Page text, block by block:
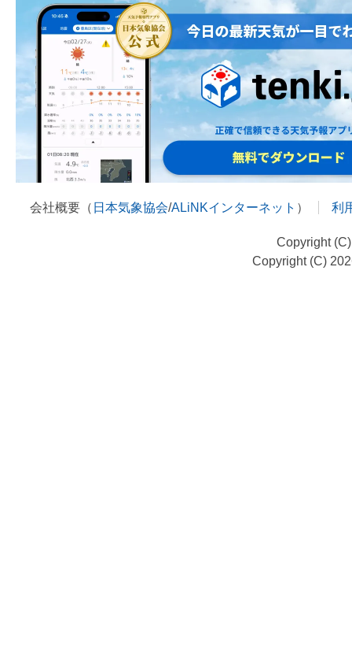
会社概要（ 日本気象協会/ALiNKインターネット ） 利
Copyright
Copyright (C)